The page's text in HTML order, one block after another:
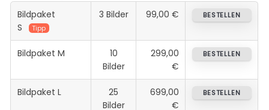
Bildpaket
S
Tipp
3 Bilder 99,00 € BESTELLEN
Bildpaket M
10
Bilder
299,00
€
BESTELLEN
Bildpaket L
25
Bilder
699,00
€
BESTELLEN